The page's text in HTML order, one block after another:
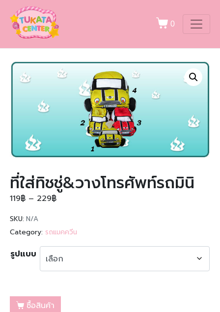
0
ที่ใส่ทิชชู่&วางโทรศัพท์รถมินิ
119฿ – 229฿
SKU: N/A
Category: รถแมคควีน
รูปแบบ
ซื้อสินค้า